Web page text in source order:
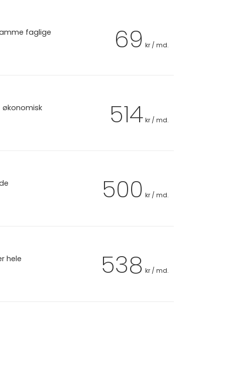
faglige 69 kr / md.
økonomisk 514 kr / md.
500 kr / md.
hele 538 kr / md.